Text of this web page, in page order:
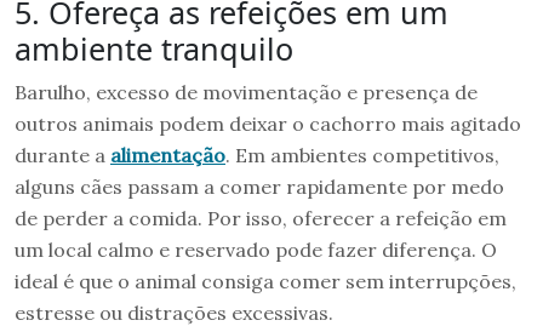
5. Ofereça as refeições em um
ambiente tranquilo
Barulho, excesso de movimentação e presença de
outros animais podem deixar o cachorro mais agitado
durante a alimentação. Em ambientes competitivos,
alguns cães passam a comer rapidamente por medo
de perder a comida. Por isso, oferecer a refeição em
um local calmo e reservado pode fazer diferença. O
ideal é que o animal consiga comer sem interrupções,
estresse ou distrações excessivas.